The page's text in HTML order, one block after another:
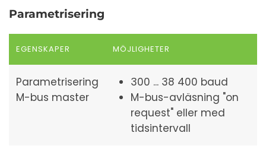
Parametrisering
EGENSKAPER MÖJLIGHETER
Parametrisering
M-bus master
300 ... 38 400 baud
M-bus-avläsning "on
request" eller med
tidsintervall